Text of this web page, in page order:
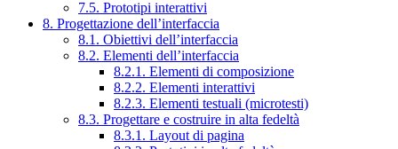
7.5. Prototipi interattivi
8. Progettazione dell’interfaccia
8.1. Obiettivi dell’interfaccia
8.2. Elementi dell’interfaccia
8.2.1. Elementi di composizione
8.2.2. Elementi interattivi
8.2.3. Elementi testuali (microtesti)
8.3. Progettare e costruire in alta fedeltà
8.3.1. Layout di pagina